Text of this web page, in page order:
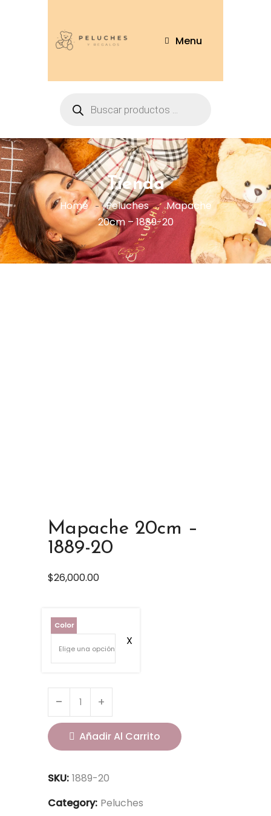
Menu
Tienda
Home Peluches
Mapache
20cm – 1889-20
Mapache 20cm –
1889-20
$26,000.00
Color
Añadir Al Carrito
SKU: 1889-20
Category: Peluches